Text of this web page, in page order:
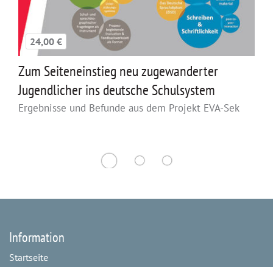
24,00 €
Zum Seiteneinstieg neu zugewanderter
Jugendlicher ins deutsche Schulsystem
Ergebnisse und Befunde aus dem Projekt EVA-Sek
Information
Startseite